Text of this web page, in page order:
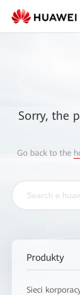
Sorry, the
Go back to the
Produkty
Sieci